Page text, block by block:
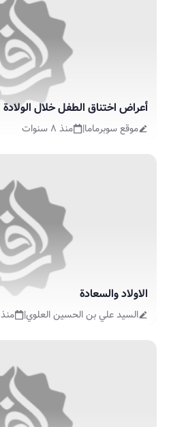
أعراض اختناق الطفل خلال الولادة
موقع سوبرماما| منذ ٨ سنوات
الاولاد والسعادة
السيد علي بن الحسين العلوي| منذ ١٣ سنة